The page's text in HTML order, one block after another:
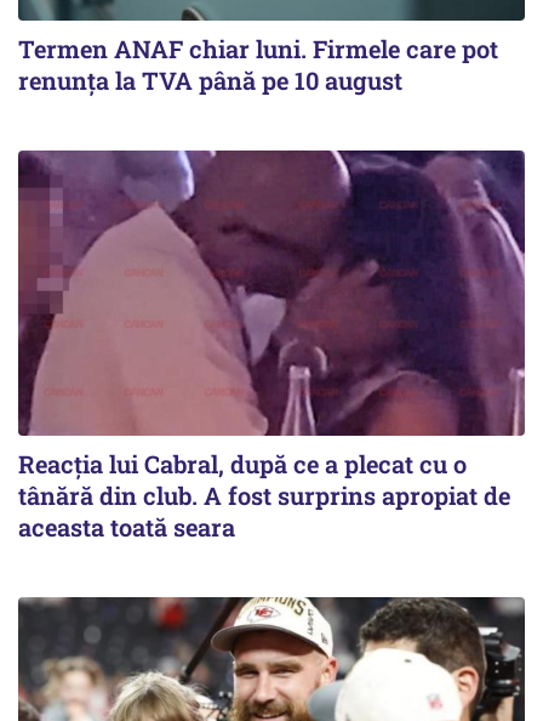
Termen ANAF chiar luni. Firmele care pot
renunța la TVA până pe 10 august
Reacția lui Cabral, după ce a plecat cu o
tânără din club. A fost surprins apropiat de
aceasta toată seara